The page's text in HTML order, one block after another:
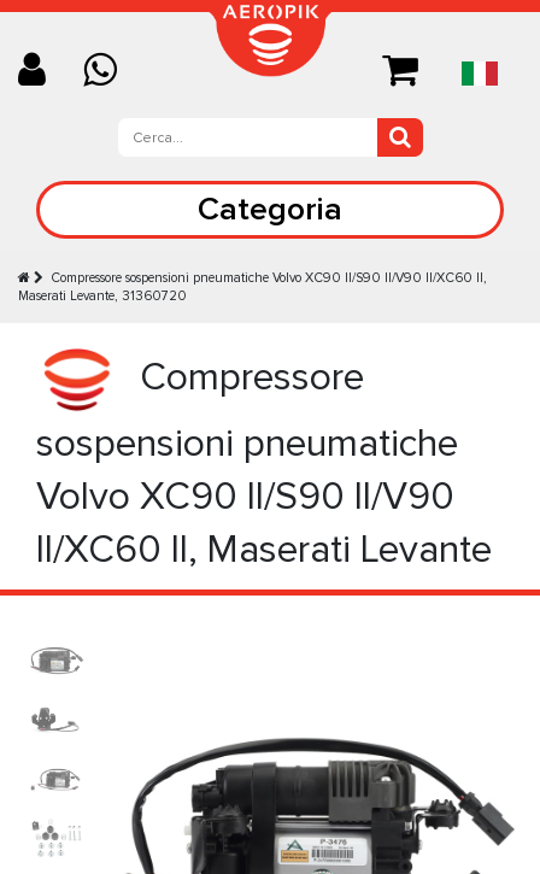
Categoria
Compressore sospensioni pneumatiche Volvo XC90 II/S90 II/V90 II/XC60 II,
Maserati Levante, 31360720
Compressore
sospensioni pneumatiche
Volvo XC90 II/S90 II/V90
II/XC60 II, Maserati Levante